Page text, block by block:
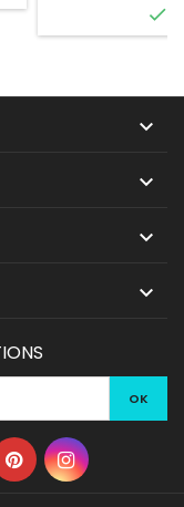




